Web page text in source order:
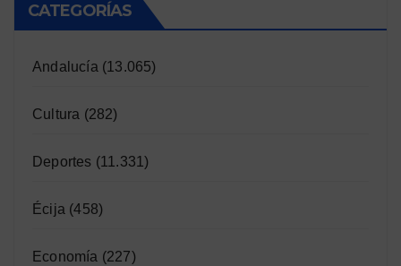
CATEGORÍAS
Andalucía (13.065)
Cultura (282)
Deportes (11.331)
Écija (458)
Economía (227)